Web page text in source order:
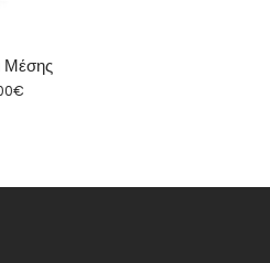
Μέσης
€